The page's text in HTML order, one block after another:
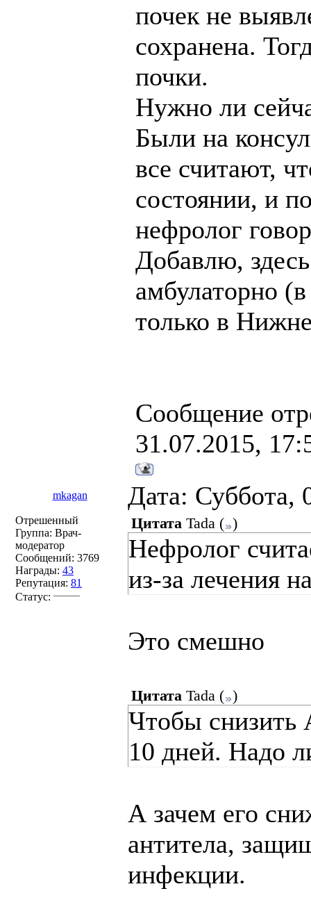
почек не
сохранена.
почки.
Нужно ли
Были на
все считают,
состоянии, и
нефролог
Добавлю,
амбулаторно
только в
Сообщение
31.07.2015,
mkagan Дата: Суббота,
Отрешенный
Группа: Врач-
модератор
Сообщений: 3769
Награды: 43
Репутация: 81
Статус:
Цитата Tada ( )
Нефролог
из-за лечения
Это смешно
Цитата Tada ( )
Чтобы снизить
10 дней. Надо
А зачем его
антитела,
инфекции.